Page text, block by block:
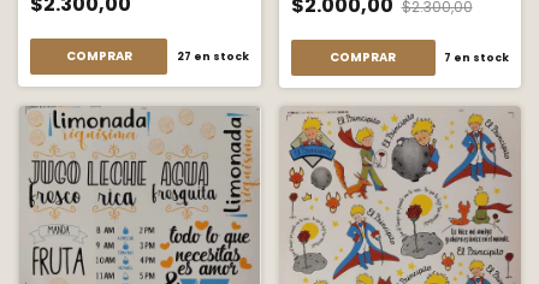
COMPRAR 27 en stock
$2.000,00 $2.300,00
COMPRAR 7 en stock